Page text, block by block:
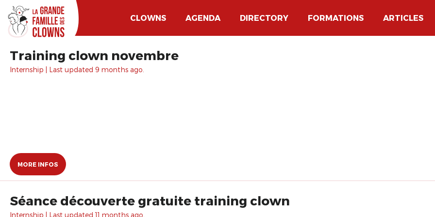
CLOWNS AGENDA DIRECTORY FORMATIONS ARTICLES
Training clown novembre
Internship | Last updated 9 months ago.
MORE INFOS
Séance découverte gratuite training clown
Internship | Last updated 11 months ago.